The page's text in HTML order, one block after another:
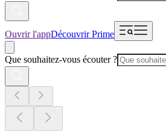
Ouvrir l'appDécouvrir Prime
Que souhaitez-vous écouter ?